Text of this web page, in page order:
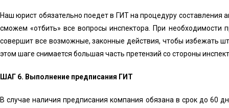
Наш юрист обязательно поедет в ГИТ на процедуру составления
сможем «отбить» все вопросы инспектора. При необходимости
совершит все возможные, законные действия, чтобы избежать
этом шаге снимается большая часть претензий со стороны
ШАГ 6. Выполнение предписания ГИТ
В случае наличия предписания компания обязана в срок до 60